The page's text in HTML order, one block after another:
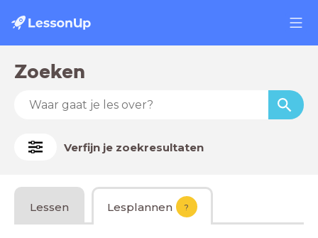
Zoeken
Verfijn je zoekresultaten
Lessen Lesplannen ?